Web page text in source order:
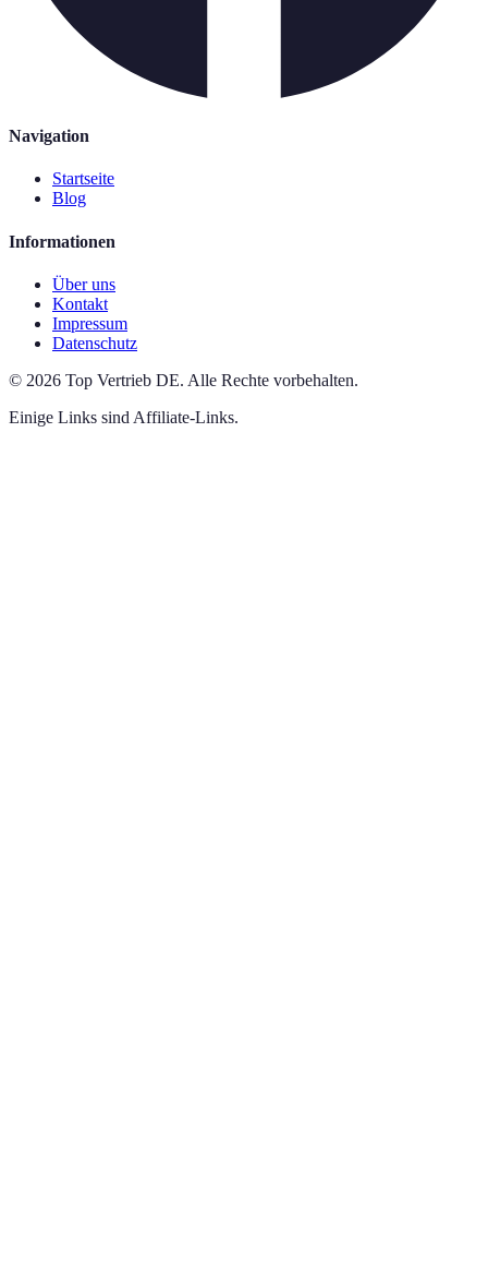
Navigation
Startseite
Blog
Informationen
Über uns
Kontakt
Impressum
Datenschutz
© 2026 Top Vertrieb DE. Alle Rechte vorbehalten.
Einige Links sind Affiliate-Links.